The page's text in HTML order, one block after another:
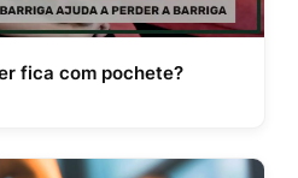
fica com pochete?